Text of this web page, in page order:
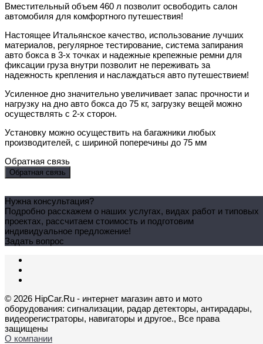
Вместительный объем 460 л позволит освободить салон
автомобиля для комфортного путешествия!
Настоящее Итальянское качество, использование лучших
материалов, регулярное тестирование, система запирания
авто бокса в 3-х точках и надежные крепежные ремни для
фиксации груза внутри позволит не переживать за
надежность крепления и наслаждаться авто путешествием!
Усиленное дно значительно увеличивает запас прочности и
нагрузку на дно авто бокса до 75 кг, загрузку вещей можно
осуществлять с 2-х сторон.
Установку можно осуществить на багажники любых
производителей, с шириной поперечины до 75 мм
Обратная связь
Обратная связь
Нужна консультация?
Подробно расскажем о наших услугах, видах работ и типовых
проектах, рассчитаем стоимость и подготовим
индивидуальное предложение!
Задать вопрос
© 2026 HipCar.Ru - интернет магазин авто и мото
оборудования: сигнализации, радар детекторы, антирадары,
видеорегистраторы, навигаторы и другое., Все права
защищены
О компании